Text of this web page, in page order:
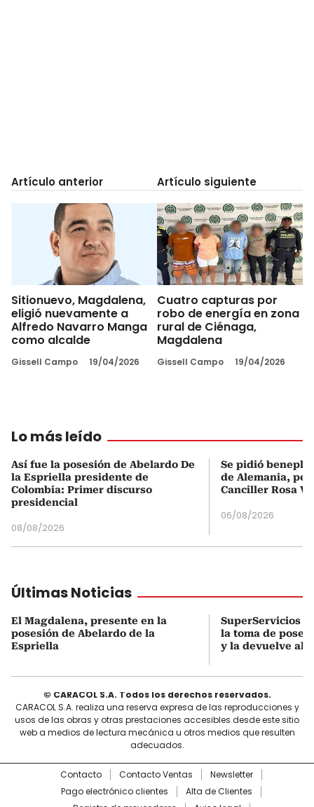
Artículo anterior
Sitionuevo, Magdalena,
eligió nuevamente a
Alfredo Navarro Manga
como alcalde
Gissell Campo 19/04/2026
Artículo siguiente
Cuatro capturas por
robo de energía en zona
rural de Ciénaga,
Magdalena
Gissell Campo 19/04/2026
Lo más leído
Así fue la posesión de Abelardo De
la Espriella presidente de
Colombia: Primer discurso
presidencial
08/08/2026
Se pidió
de Alemania,
Canciller Rosa
06/08/2026
Últimas Noticias
El Magdalena, presente en la
posesión de Abelardo de la
Espriella
SuperServicios
la toma de
y la devuelve al
© CARACOL S.A. Todos los derechos reservados.
CARACOL S.A. realiza una reserva expresa de las reproducciones y
usos de las obras y otras prestaciones accesibles desde este sitio
web a medios de lectura mecánica u otros medios que resulten
adecuados.
Contacto Contacto Ventas
Newsletter
Pago electrónico clientes
Alta de Clientes